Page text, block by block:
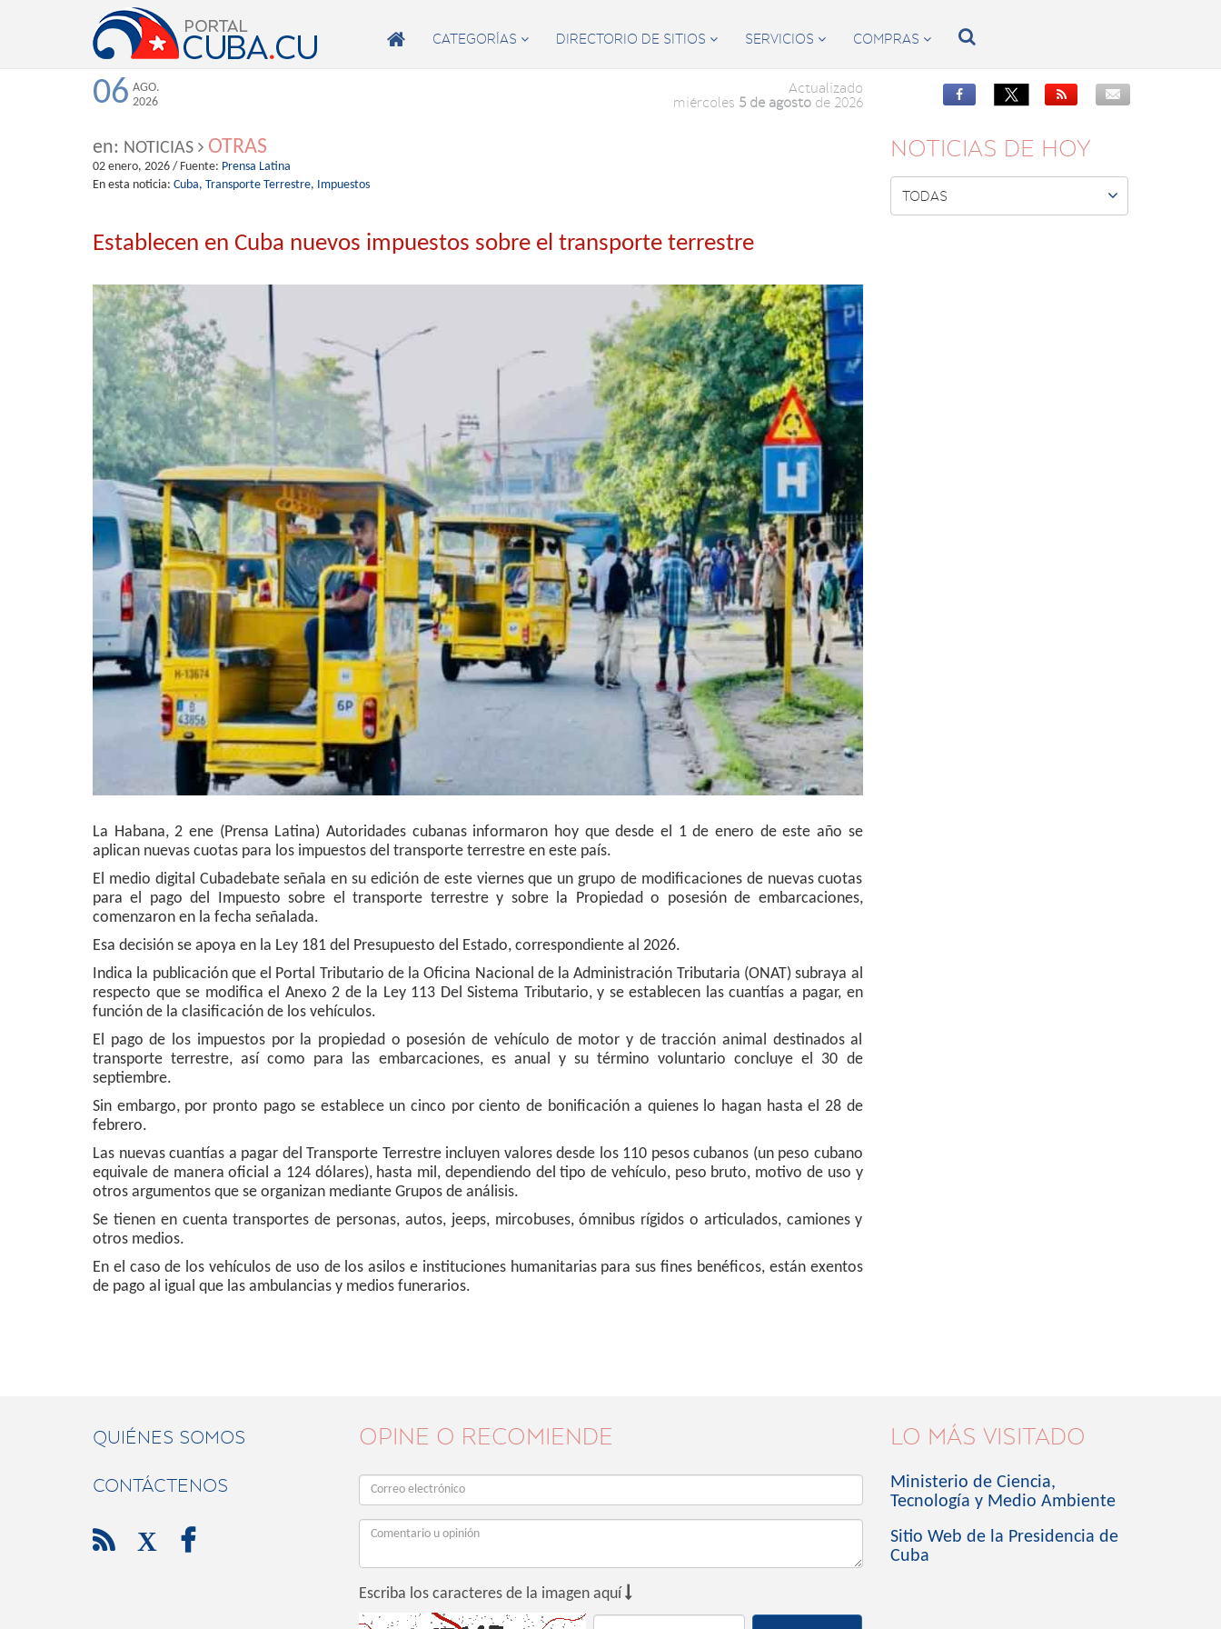
 CATEGORÍAS  DIRECTORIO DE SITIOS  SERVICIOS  COMPRAS  
06 AGO.
2026
Actualizado
miércoles 5 de agostode 2026


en: NOTICIAS OTRAS
02 enero, 2026 / Fuente: Prensa Latina
En esta noticia: Cuba, Transporte Terrestre, Impuestos
Establecen en Cuba nuevos impuestos sobre el transporte terrestre
La Habana, 2 ene (Prensa Latina) Autoridades cubanas informaron hoy que desde el 1 de enero de este año se
aplican nuevas cuotas para los impuestos del transporte terrestre en este país.
El medio digital Cubadebate señala en su edición de este viernes que un grupo de modificaciones de nuevas cuotas
para el pago del Impuesto sobre el transporte terrestre y sobre la Propiedad o posesión de embarcaciones,
comenzaron en la fecha señalada.
Esa decisión se apoya en la Ley 181 del Presupuesto del Estado, correspondiente al 2026.
Indica la publicación que el Portal Tributario de la Oficina Nacional de la Administración Tributaria (ONAT) subraya al
respecto que se modifica el Anexo 2 de la Ley 113 Del Sistema Tributario, y se establecen las cuantías a pagar, en
función de la clasificación de los vehículos.
El pago de los impuestos por la propiedad o posesión de vehículo de motor y de tracción animal destinados al
transporte terrestre, así como para las embarcaciones, es anual y su término voluntario concluye el 30 de
septiembre.
Sin embargo, por pronto pago se establece un cinco por ciento de bonificación a quienes lo hagan hasta el 28 de
febrero.
Las nuevas cuantías a pagar del Transporte Terrestre incluyen valores desde los 110 pesos cubanos (un peso cubano
equivale de manera oficial a 124 dólares), hasta mil, dependiendo del tipo de vehículo, peso bruto, motivo de uso y
otros argumentos que se organizan mediante Grupos de análisis.
Se tienen en cuenta transportes de personas, autos, jeeps, mircobuses, ómnibus rígidos o articulados, camiones y
otros medios.
En el caso de los vehículos de uso de los asilos e instituciones humanitarias para sus fines benéficos, están exentos
de pago al igual que las ambulancias y medios funerarios.
NOTICIAS DE HOY
TODAS 
QUIÉNES SOMOS
CONTÁCTENOS
 X 
OPINE O RECOMIENDE
Escriba los caracteres de la imagen aquí 
LO MÁS VISITADO
Ministerio de Ciencia,
Tecnología y Medio Ambiente
Sitio Web de la Presidencia de
Cuba